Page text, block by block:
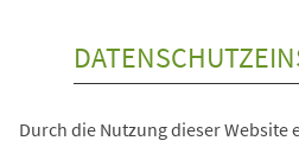
Durch die Nutzung dieser Website